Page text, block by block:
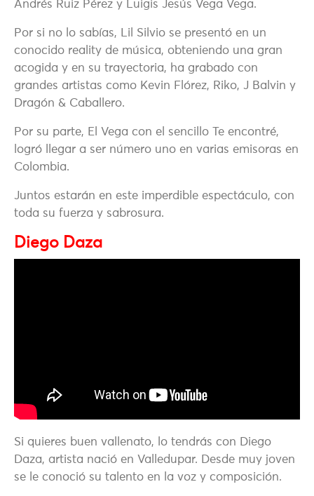
Andrés Ruiz Pérez y Luigis Jesús Vega Vega.
Por si no lo sabías, Lil Silvio se presentó en un
conocido reality de música, obteniendo una gran
acogida y en su trayectoria, ha grabado con
grandes artistas como Kevin Flórez, Riko, J Balvin y
Dragón & Caballero.
Por su parte, El Vega con el sencillo Te encontré,
logró llegar a ser número uno en varias emisoras en
Colombia.
Juntos estarán en este imperdible espectáculo, con
toda su fuerza y sabrosura.
Diego Daza
Si quieres buen vallenato, lo tendrás con Diego
Daza, artista nació en Valledupar. Desde muy joven
se le conoció su talento en la voz y composición.